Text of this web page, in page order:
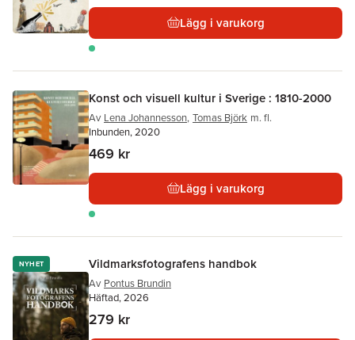
Lägg i varukorg
Konst och visuell kultur i Sverige : 1810-2000
Av Lena Johannesson, Tomas Björk m. fl.
Inbunden, 2020
469 kr
Lägg i varukorg
NYHET Vildmarksfotografens handbok
Av Pontus Brundin
Häftad, 2026
279 kr